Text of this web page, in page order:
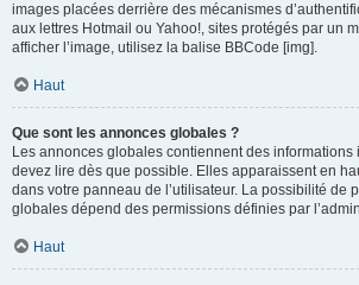
images placées derrière des mécanismes
aux lettres Hotmail ou Yahoo!, sites protégés par un
afficher l’image, utilisez la balise BBCode [img].
Haut
Que sont les annonces globales ?
Les annonces globales contiennent des informations
devez lire dès que possible. Elles apparaissent en
dans votre panneau de l’utilisateur. La possibilité de
globales dépend des permissions définies par
Haut